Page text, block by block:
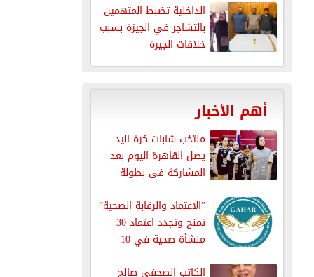
الداخلية تضبط المتهمين
بالتشاجر في الجيزة بسبب
خلافات الجيرة
أهم الأخبار
منتخب شابات كرة اليد
يصل القاهرة اليوم بعد
المشاركة فى بطولة
”الاعتماد والرقابة الصحية”
تمنح وتجدد اعتماد 30
منشأة صحية في 10
الكاتب الصحفي صالح